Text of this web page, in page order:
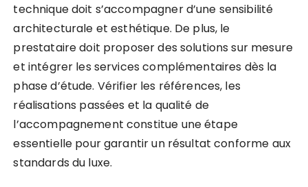
technique doit s’accompagner d’une sensibilité
architecturale et esthétique. De plus, le
prestataire doit proposer des solutions sur mesure
et intégrer les services complémentaires dès la
phase d’étude. Vérifier les références, les
réalisations passées et la qualité de
l’accompagnement constitue une étape
essentielle pour garantir un résultat conforme aux
standards du luxe.